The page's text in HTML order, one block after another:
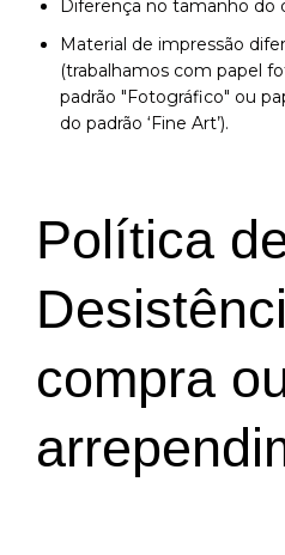
Diferença no tamanho do
Material de impressão
(trabalhamos com papel
padrão "Fotográfico" ou
do padrão ‘Fine Art’).
Política
compra